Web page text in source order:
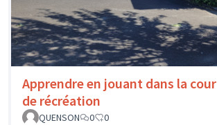
Apprendre en jouant dans la cour
de récréation
QUENSON
0 0